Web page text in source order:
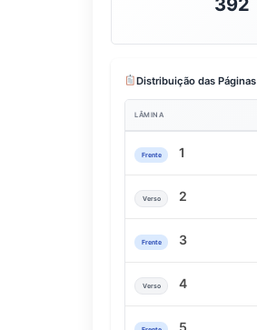
392
Distribuição das Páginas
LÂMINA
Frente 1
Verso 2
Frente 3
Verso 4
5